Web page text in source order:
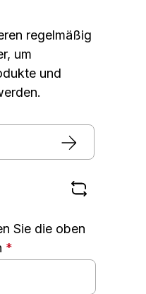
regelmäßig
um
und
Sie die oben
*